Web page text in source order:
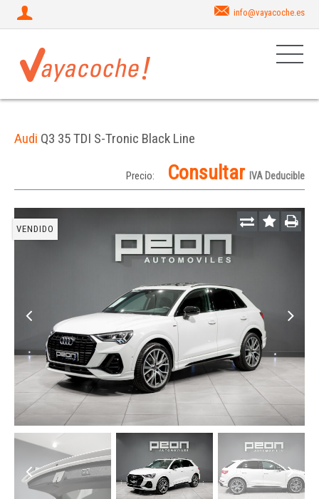
info@vayacoche.es
Audi Q3 35 TDI S-Tronic Black Line
Precio: Consultar IVA Deducible
VENDIDO